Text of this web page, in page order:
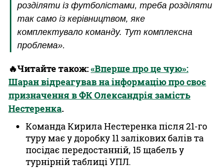
розділяти із футболістами, треба розділяти
так само із керівництвом, яке
комплектувало команду. Тут комплексна
проблема».
🔥Читайте також:«Вперше про це чую»:
Шаран відреагував на інформацію про своє
призначення в ФК Олександрія замість
Нестеренка.
Команда Кирила Нестеренка після 21-го
туру має у доробку 11 залікових балів та
посідає передостанній, 15 щабель у
турнірній таблиці УПЛ.